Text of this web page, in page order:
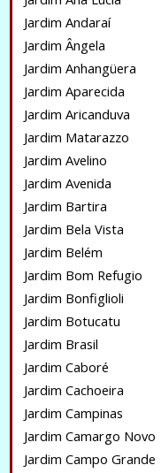
Jardim Andaraí
Jardim Ângela
Jardim Anhangüera
Jardim Aparecida
Jardim Aricanduva
Jardim Matarazzo
Jardim Avelino
Jardim Avenida
Jardim Bartira
Jardim Bela Vista
Jardim Belém
Jardim Bom Refugio
Jardim Bonfiglioli
Jardim Botucatu
Jardim Brasil
Jardim Caboré
Jardim Cachoeira
Jardim Campinas
Jardim Camargo Novo
Jardim Campo Grande